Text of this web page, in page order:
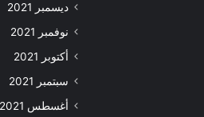
ديسمبر 2021
نوفمبر 2021
أكتوبر 2021
سبتمبر 2021
أغسطس 2021